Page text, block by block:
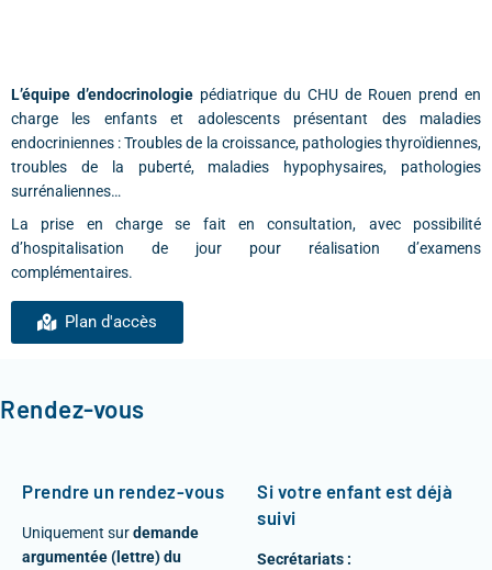
L’équipe d’endocrinologie pédiatrique du CHU de Rouen prend en
charge les enfants et adolescents présentant des maladies
endocriniennes : Troubles de la croissance, pathologies thyroïdiennes,
troubles de la puberté, maladies hypophysaires, pathologies
surrénaliennes…
La prise en charge se fait en consultation, avec possibilité
d’hospitalisation de jour pour réalisation d’examens
complémentaires.
Plan d'accès
Rendez-vous
Prendre un rendez-vous
Uniquement surdemande
argumentée (lettre) du
Si votre enfant est déjà
suivi
Secrétariats :